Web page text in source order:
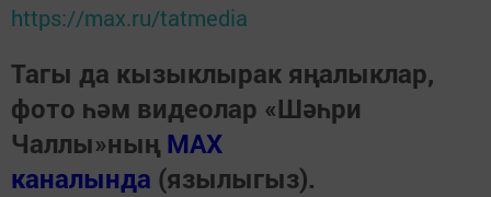
https://max.ru/tatmedia
Тагы да кызыклырак яңалыклар,
фото һәм видеолар «Шәһри
Чаллы»ның MAX
каналында (язылыгыз).